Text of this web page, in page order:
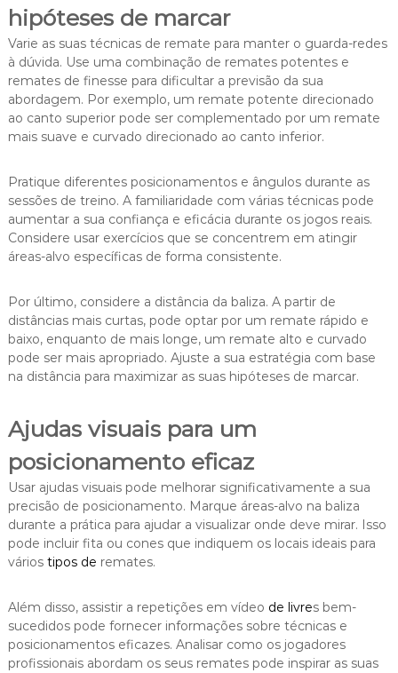
hipóteses de marcar
Varie as suas técnicas de remate para manter o guarda-redes
à dúvida. Use uma combinação de remates potentes e
remates de finesse para dificultar a previsão da sua
abordagem. Por exemplo, um remate potente direcionado
ao canto superior pode ser complementado por um remate
mais suave e curvado direcionado ao canto inferior.
Pratique diferentes posicionamentos e ângulos durante as
sessões de treino. A familiaridade com várias técnicas pode
aumentar a sua confiança e eficácia durante os jogos reais.
Considere usar exercícios que se concentrem em atingir
áreas-alvo específicas de forma consistente.
Por último, considere a distância da baliza. A partir de
distâncias mais curtas, pode optar por um remate rápido e
baixo, enquanto de mais longe, um remate alto e curvado
pode ser mais apropriado. Ajuste a sua estratégia com base
na distância para maximizar as suas hipóteses de marcar.
Ajudas visuais para um
posicionamento eficaz
Usar ajudas visuais pode melhorar significativamente a sua
precisão de posicionamento. Marque áreas-alvo na baliza
durante a prática para ajudar a visualizar onde deve mirar. Isso
pode incluir fita ou cones que indiquem os locais ideais para
vários tipos de remates.
Além disso, assistir a repetições em vídeo de livres bem-
sucedidos pode fornecer informações sobre técnicas e
posicionamentos eficazes. Analisar como os jogadores
profissionais abordam os seus remates pode inspirar as suas